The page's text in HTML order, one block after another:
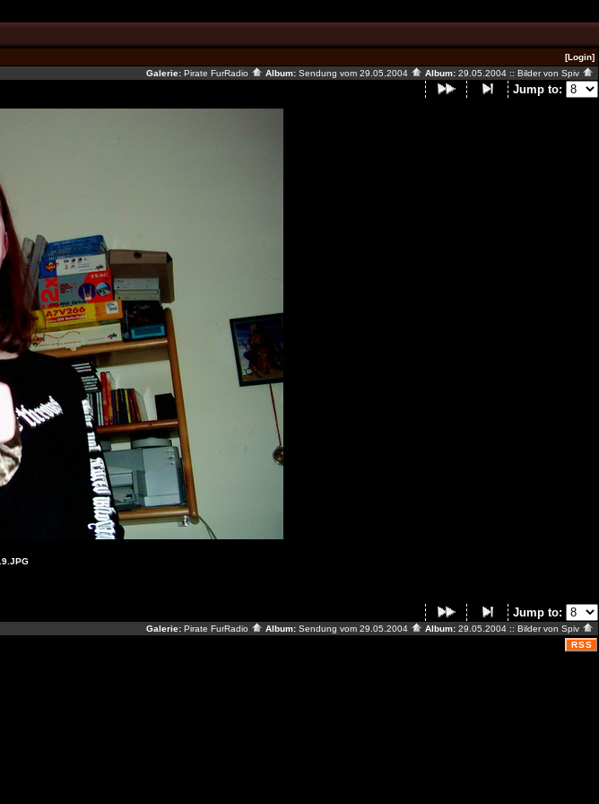
[Login]
Galerie: Pirate FurRadio Album: Sendung vom 29.05.2004 Album: 29.05.2004 :: Bilder von Spiv
Jump to:
Jump to:
Galerie: Pirate FurRadio Album: Sendung vom 29.05.2004 Album: 29.05.2004 :: Bilder von Spiv
RSS